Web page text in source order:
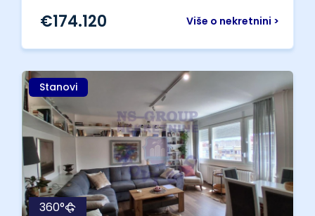
Više o nekretnini >
€174.120
Stanovi
360°